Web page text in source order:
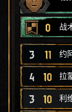
0 战
3 11 约
4 10 拉
3 10 利